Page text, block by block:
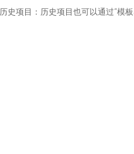
史项目：历史项目也可以通过“模